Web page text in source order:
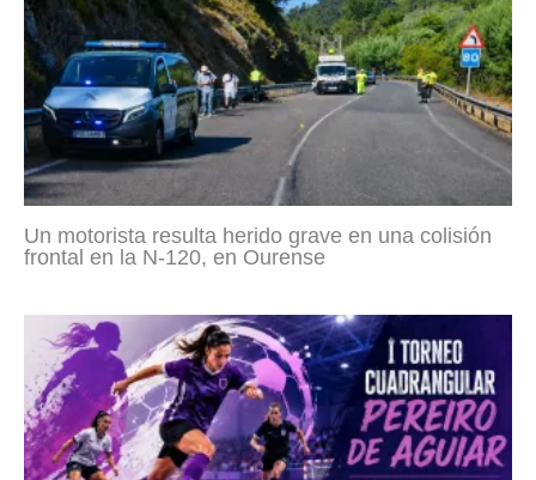
Un motorista resulta herido grave en una colisión
frontal en la N-120, en Ourense